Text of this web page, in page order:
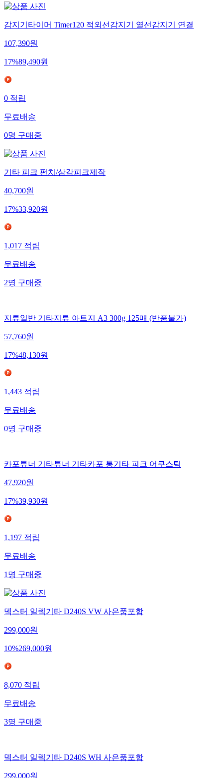
감지기타이머 Timer120 적외선감지기 열선감지기 연결
107,390원
17%89,490원
0 적립
무료배송
0명 구매중
기타 피크 펀치/삼각피크제작
40,700원
17%33,920원
1,017 적립
무료배송
2명 구매중
지류일반 기타지류 아트지 A3 300g 125매 (반품불가)
57,760원
17%48,130원
1,443 적립
무료배송
0명 구매중
카포튜너 기타튜너 기타카포 통기타 피크 어쿠스틱
47,920원
17%39,930원
1,197 적립
무료배송
1 명 구매중
덱스터 일렉기타 D240S VW 사은품포함
299,000원
10%269,000원
8,070 적립
무료배송
3명 구매중
덱스터 일렉기타 D240S WH 사은품포함